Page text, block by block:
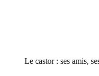
Le castor : ses amis,